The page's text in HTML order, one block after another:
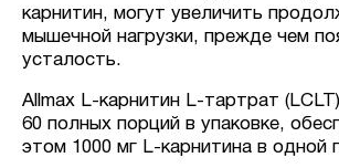
карнитин, могут увеличить
мышечной нагрузки, прежде чем
усталость.
Allmax L-карнитин L-тартрат
60 полных порций в упаковке,
этом 1000 мг L-карнитина в одной